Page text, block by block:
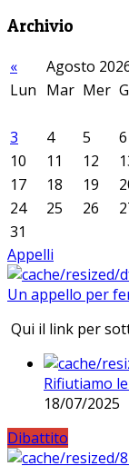
Archivio
« Agosto
Lun Mar Mer
3
4 5 6
10
11 12
17
18 19
24
25 26
31
Appelli
Un appello per
Qui il link per
Rifiutiamo
18/07/2025
Dibattito